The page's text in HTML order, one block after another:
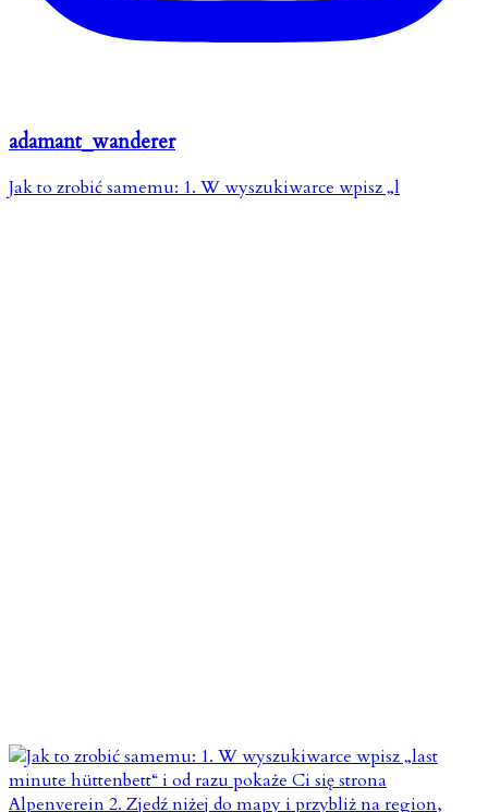
adamant_wanderer
Jak to zrobić samemu: 1. W wyszukiwarce wpisz „l